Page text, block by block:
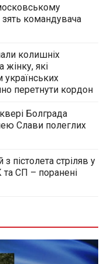
зять командувача
колишніх
жінку, які
перетнути кордон
Болграда
Слави полеглих
пістолета стріляв у
СП – поранені